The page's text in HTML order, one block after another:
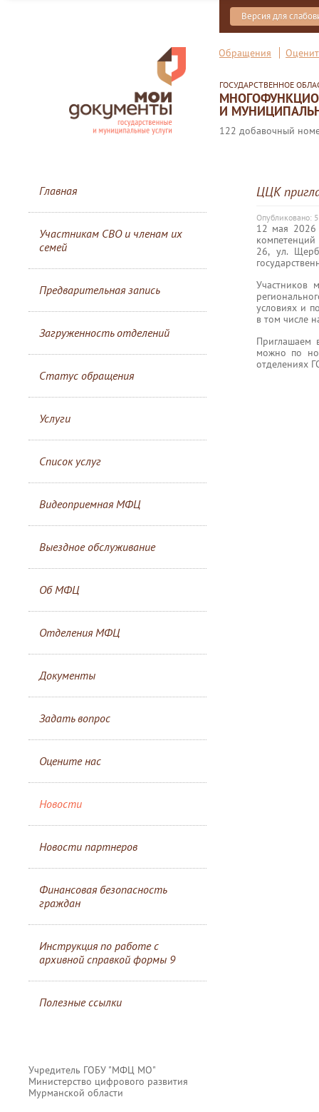
Версия для
Обращения
ГОСУДАРСТВЕННОЕ
И
122 добавочный
Главная
Участникам СВО и членам их
семей
Предварительная запись
Загруженность отделений
Статус обращения
Услуги
Список услуг
Видеоприемная МФЦ
Выездное обслуживание
Об МФЦ
Отделения МФЦ
Документы
Задать вопрос
Оцените нас
Новости
Новости партнеров
Финансовая безопасность
граждан
Инструкция по работе с
архивной справкой формы 9
Полезные ссылки
Учредитель ГОБУ "МФЦ МО"
Министерство цифрового развития
Мурманской области
ЦЦК
Опубликовано:
12 мая 2026
26, ул.
Участников
условиях и
в том числе
Приглашаем
можно по
отделениях